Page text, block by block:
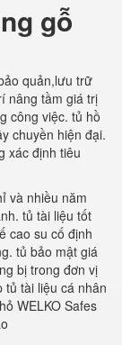
gỗ
quản,lưu trữ
nâng tầm giá trị
công việc. tủ hồ
chuyền hiện đại.
xác định tiêu
và nhiều năm
tủ tài liệu tốt
cao su cố định
tủ bảo mật giá
bị trong đơn vị
tủ tài liệu cá nhân
WELKO Safes